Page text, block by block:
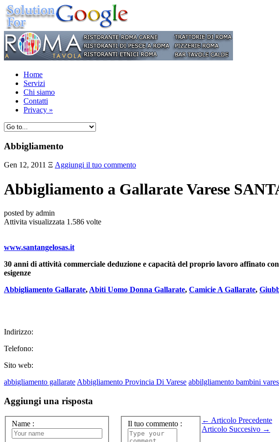
Home
Servizi
Chi siamo
Contatti
Privacy »
Abbigliamento
Gen 12, 2011 Ξ Aggiungi il tuo commento
Abbigliamento a Gallarate Varese
posted by admin
Attivita visualizzata 1.586 volte
www.santangelosas.it
30 anni di attività commerciale deduzione e capacità del proprio lavoro affinato
esigenze
Abbigliamento Gallarate, Abiti Uomo Donna Gallarate, Camicie A Gallarate,
Indirizzo:
Telefono:
Sito web:
abbigliamento gallarate Abbigliamento Provincia Di Varese abbilgliamento bambini
Aggiungi una risposta
Name : Il tuo commento :
← Articolo Precedente
Articolo Succesivo →